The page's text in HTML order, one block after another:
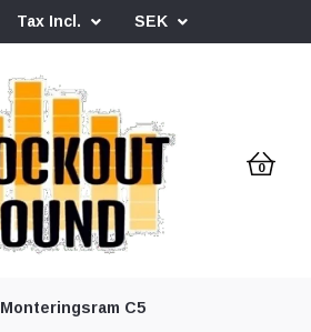
Tax Incl. SEK
0
Monteringsram C5